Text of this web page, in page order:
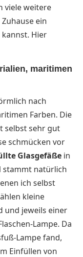
viele weitere
ein
Hier
maritimen
nach
Farben. Die
selbst sehr gut
schmücken vor
Glasgefäße in
stammt natürlich
ich selbst
kleine
und jeweils einer
Lampe. Da
Lampe fand,
Einfüllen von